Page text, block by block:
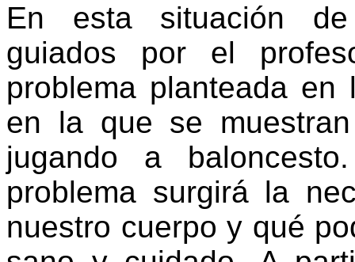
En esta situación
guiados por el
problema planteada
en la que se
jugando a
problema surgirá la
nuestro cuerpo y qué